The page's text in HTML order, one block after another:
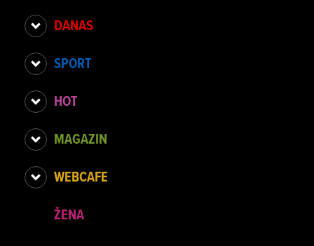
DANAS
SPORT
HOT
MAGAZIN
WEBCAFE
ŽENA